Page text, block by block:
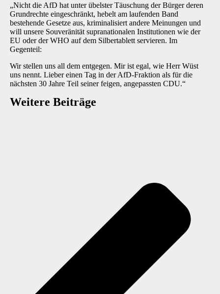
„Nicht die AfD hat unter übelster Täuschung der Bürger deren
Grundrechte eingeschränkt, hebelt am laufenden Band
bestehende Gesetze aus, kriminalisiert andere Meinungen und
will unsere Souveränität supranationalen Institutionen wie der
EU oder der WHO auf dem Silbertablett servieren. Im
Gegenteil:
Wir stellen uns all dem entgegen. Mir ist egal, wie Herr Wüst
uns nennt. Lieber einen Tag in der AfD-Fraktion als für die
nächsten 30 Jahre Teil seiner feigen, angepassten CDU.“
Weitere Beiträge